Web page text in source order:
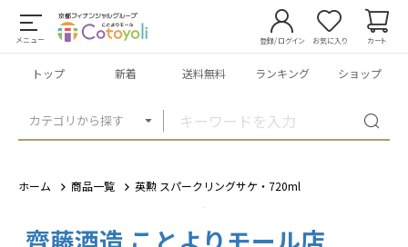
メニュー
カテゴリから探す
登録/ログイン お気に入り カート
トップ 新着 送料無料 ランキング ショップ
ホーム 商品一覧 英勲 スパークリングサケ・720ml